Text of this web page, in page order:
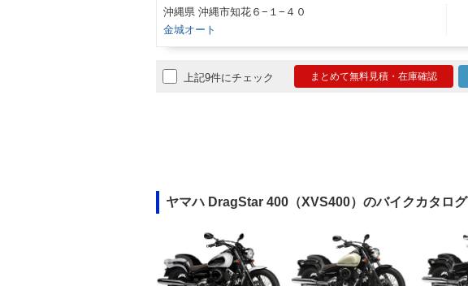
沖縄県 沖縄市知花６−１−４０
金城オート
上記9件にチェック まとめて無料見積・在庫確認
ヤマハ DragStar 400（XVS400）のバイクカタログ